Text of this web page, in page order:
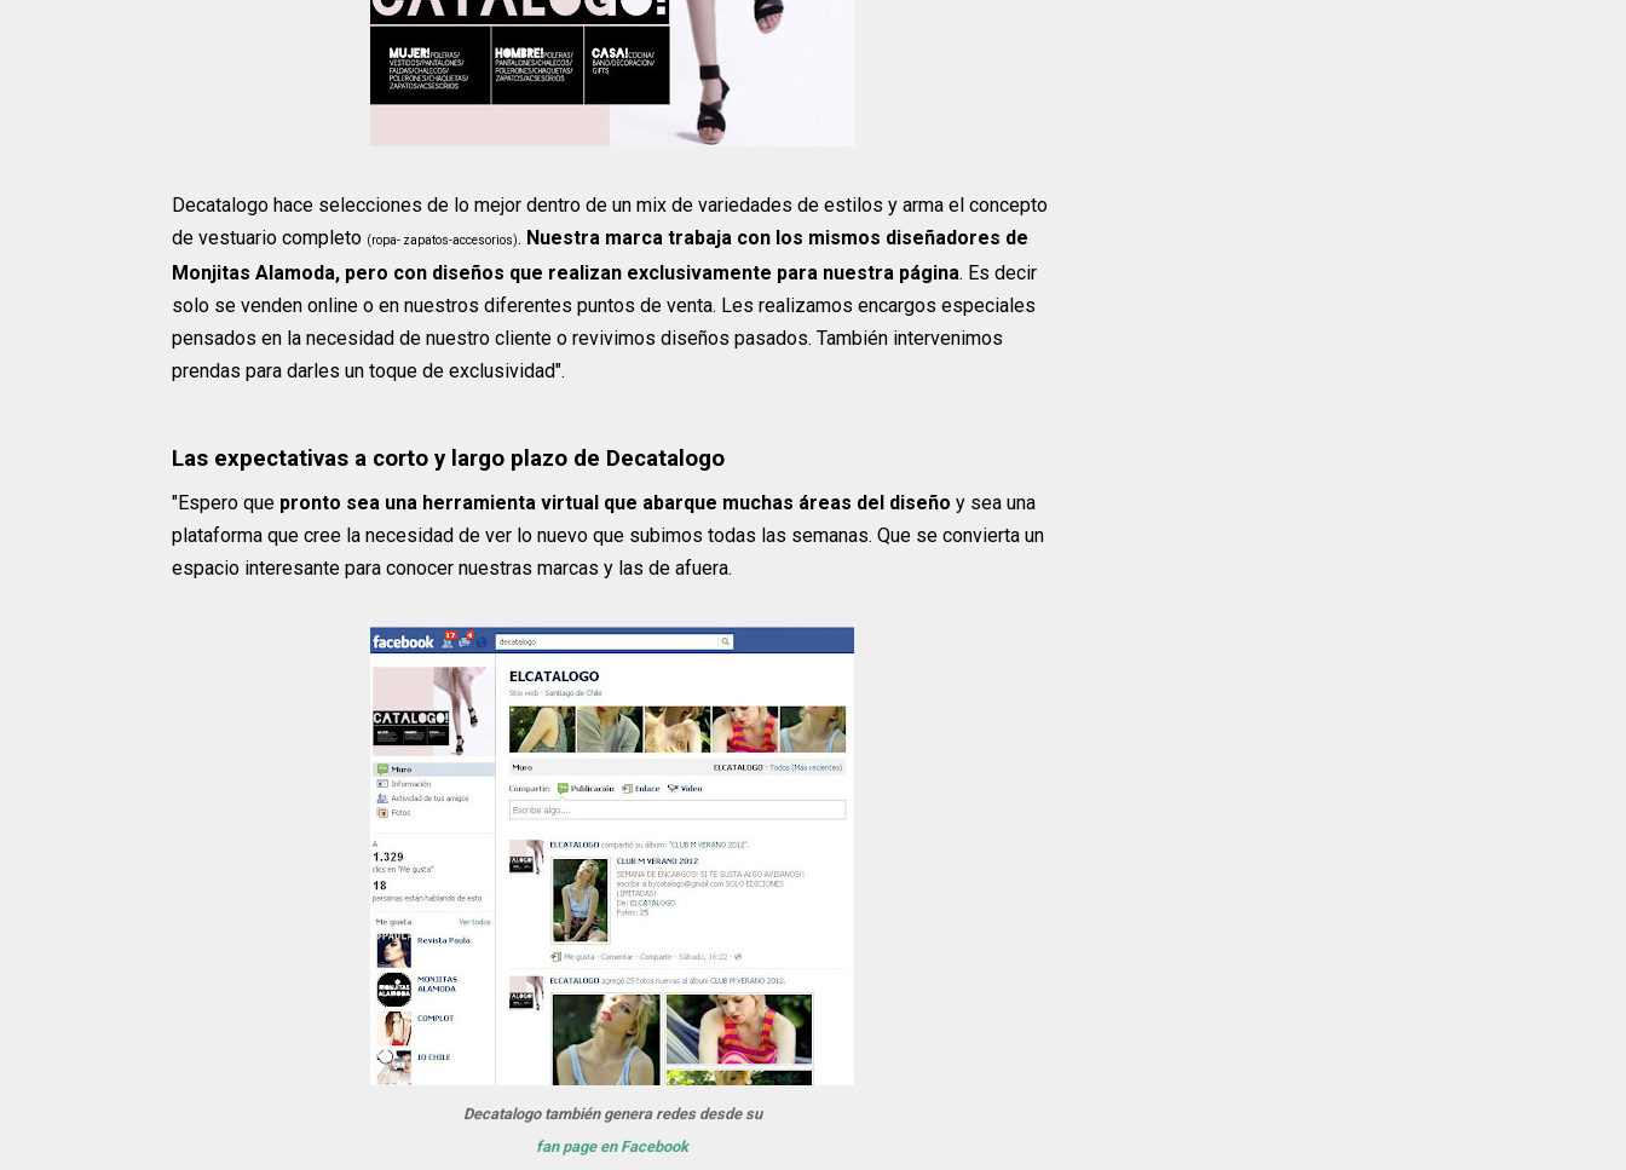
Decatalogo hace selecciones de lo mejor dentro de un mix de variedades de estilos y arma el concepto
de vestuario completo (ropa- zapatos-accesorios). Nuestra marca trabaja con los mismos diseñadores de
Monjitas Alamoda, pero con diseños que realizan exclusivamente para nuestra página. Es decir
solo se venden online o en nuestros diferentes puntos de venta. Les realizamos encargos especiales
pensados en la necesidad de nuestro cliente o revivimos diseños pasados. También intervenimos
prendas para darles un toque de exclusividad".
Las expectativas a corto y largo plazo de Decatalogo
"Espero que pronto sea una herramienta virtual que abarque muchas áreas del diseño y sea una
plataforma que cree la necesidad de ver lo nuevo que subimos todas las semanas. Que se convierta un
espacio interesante para conocer nuestras marcas y las de afuera.
Decatalogo también genera redes desde su
fan page en Facebook